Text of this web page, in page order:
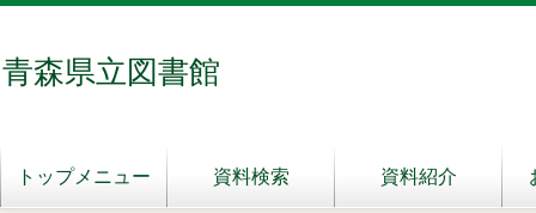
青森県立図書館
トップメニュー 資料検索 資料紹介